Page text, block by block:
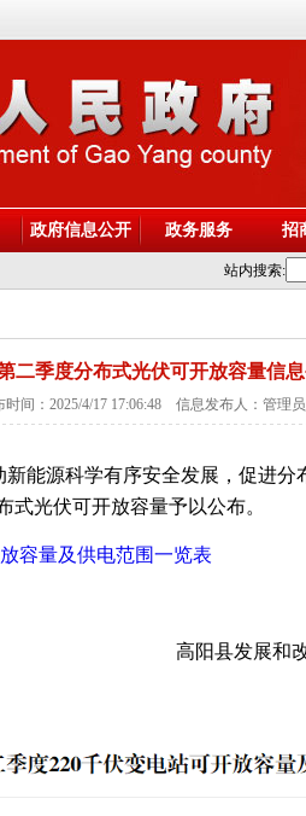
政府信息公开 政务服务 招
站内搜索:
二季度分布式光伏可开放容量信
时间：2025/4/17 17:06:48 信息发布人：管理员
能源科学有序安全发展，促进
式光伏可开放容量予以公布。
容量及供电范围一览表
高阳县发展和